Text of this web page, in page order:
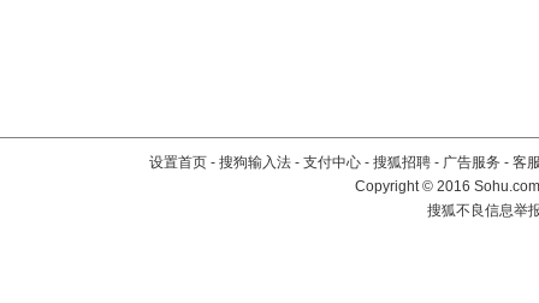
设置首页 - 搜狗输入法 - 支付中心 - 搜狐招聘 - 广告服务 - 客
Copyright©2016
搜狐不良信息举